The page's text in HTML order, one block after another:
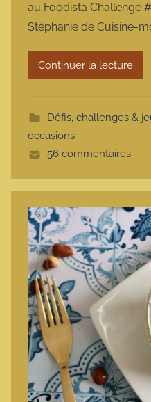
au Foodista Challenge
Stéphanie de Cuisine-
Continuer la lecture
Défis, challenges &
occasions
56 commentaires